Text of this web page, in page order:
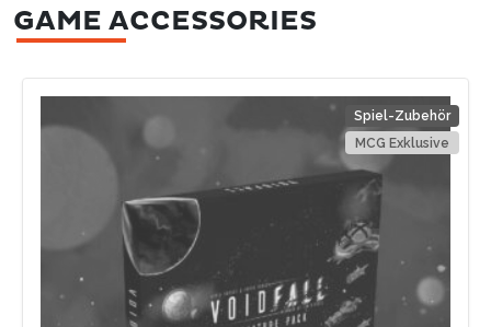
GAME ACCESSORIES
Spiel-Zubehör
MCG Exklusive